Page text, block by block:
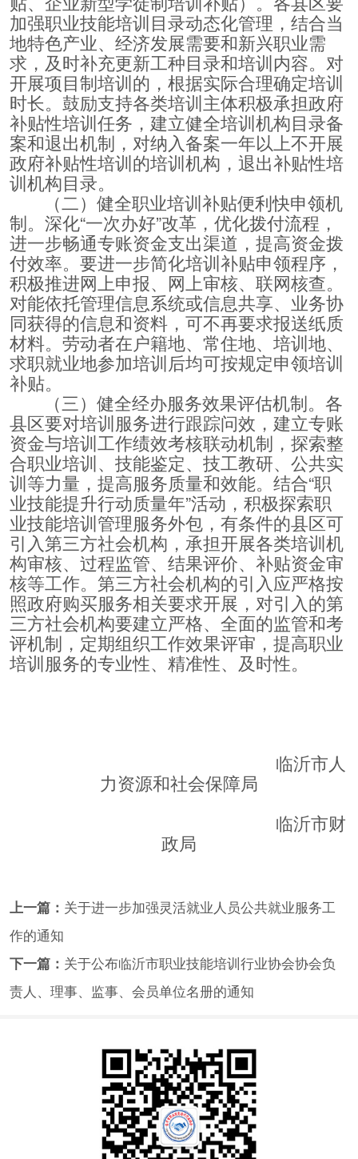
加强职业技能培训目录动态化管理，结合当
地特色产业、经济发展需要和新兴职业需
求，及时补充更新工种目录和培训内容。对
开展项目制培训的，根据实际合理确定培训
时长。鼓励支持各类培训主体积极承担政府
补贴性培训任务，建立健全培训机构目录备
案和退出机制，对纳入备案一年以上不开展
政府补贴性培训的培训机构，退出补贴性培
训机构目录。
（二）健全职业培训补贴便利快申领机
制。深化“一次办好”改革，优化拨付流程，
进一步畅通专账资金支出渠道，提高资金拨
付效率。要进一步简化培训补贴申领程序，
积极推进网上申报、网上审核、联网核查。
对能依托管理信息系统或信息共享、业务协
同获得的信息和资料，可不再要求报送纸质
材料。劳动者在户籍地、常住地、培训地、
求职就业地参加培训后均可按规定申领培训
补贴。
（三）健全经办服务效果评估机制。各
县区要对培训服务进行跟踪问效，建立专账
资金与培训工作绩效考核联动机制，探索整
合职业培训、技能鉴定、技工教研、公共实
训等力量，提高服务质量和效能。结合“职
业技能提升行动质量年”活动，积极探索职
业技能培训管理服务外包，有条件的县区可
引入第三方社会机构，承担开展各类培训机
构审核、过程监管、结果评价、补贴资金审
核等工作。第三方社会机构的引入应严格按
照政府购买服务相关要求开展，对引入的第
三方社会机构要建立严格、全面的监管和考
评机制，定期组织工作效果评审，提高职业
培训服务的专业性、精准性、及时性。
临沂市人
力资源和社会保障局
临沂市财
政局
上一篇： 关于进一步加强灵活就业人员公共就业服务工
作的通知
下一篇： 关于公布临沂市职业技能培训行业协会协会负
责人、理事、监事、会员单位名册的通知